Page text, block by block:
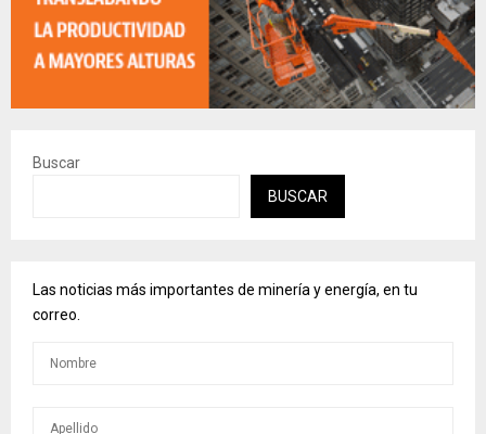
Buscar
BUSCAR
Las noticias más importantes de minería y energía, en tu
correo.